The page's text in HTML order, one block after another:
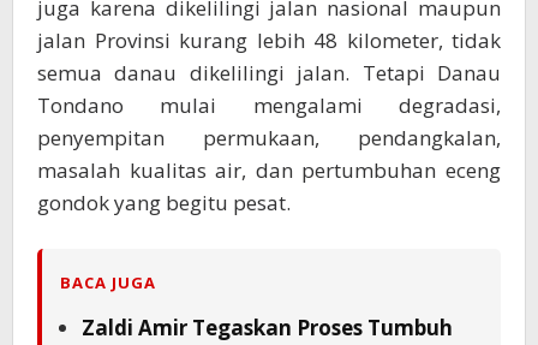
juga karena dikelilingi jalan nasional maupun
jalan Provinsi kurang lebih 48 kilometer, tidak
semua danau dikelilingi jalan. Tetapi Danau
Tondano mulai mengalami degradasi,
penyempitan permukaan, pendangkalan,
masalah kualitas air, dan pertumbuhan eceng
gondok yang begitu pesat.
BACA JUGA
Zaldi Amir Tegaskan Proses Tumbuh